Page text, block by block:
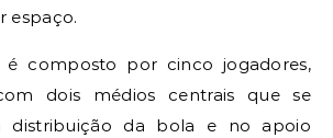
espaço.
composto por cinco jogadores,
dois médios centrais que se
distribuição da bola e no apoio